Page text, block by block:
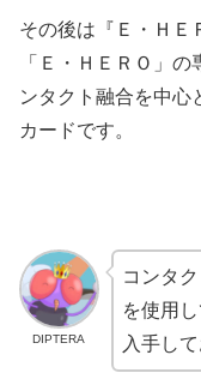
その後は『Ｅ・ＨＥ
「Ｅ・ＨＥＲＯ」
ンタクト融合を中心
カードです。
DIPTERA
コンタ
を使用
入手し